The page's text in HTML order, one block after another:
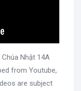
Nhật 14A
from Youtube,
are subject